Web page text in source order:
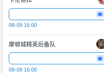
08-09 16:00
摩顿城精英后备队
08-09 16:00